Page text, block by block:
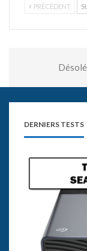
PRÉCÉDENT
DERNIERS TESTS